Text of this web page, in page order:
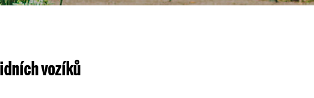
vozíků